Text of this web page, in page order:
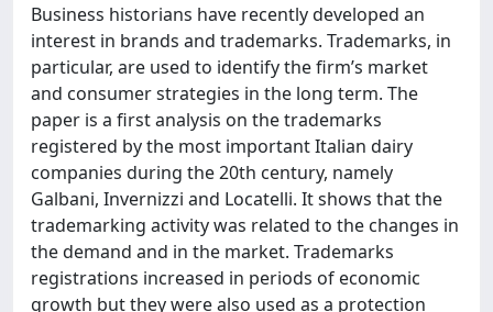
Business historians have recently developed an
interest in brands and trademarks. Trademarks, in
particular, are used to identify the firm’s market
and consumer strategies in the long term. The
paper is a first analysis on the trademarks
registered by the most important Italian dairy
companies during the 20th century, namely
Galbani, Invernizzi and Locatelli. It shows that the
trademarking activity was related to the changes in
the demand and in the market. Trademarks
registrations increased in periods of economic
growth but they were also used as a protection